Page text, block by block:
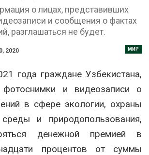
о лицах, представивших
и сообщения о фактах
разглашаться не будет.
МИР
2020
года граждане Узбекистана,
фотоснимки и видеозаписи о
в сфере экологии, охраны
и природопользования,
денежной премией в
процентов от суммы